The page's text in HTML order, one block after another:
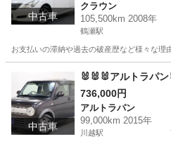
中古車
くて乗り換えません
クラウン
105,500km 2008年
鶴瀬駅
お支払いの滞納や過去の破産歴など様々な
鶴瀬駅 クラウン
中古車
🐰🐰🐰アルトラパン
736,000円
アルトラパン
99,000km 2015年
川越駅